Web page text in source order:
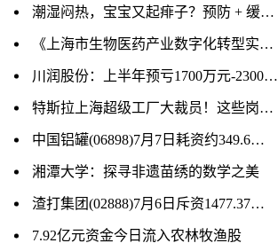
潮湿闷热，宝宝又起痱子？预防 + 缓解，记住 6 个字，现在就做
《上海市生物医药产业数字化转型实施方案》印发：到2025年打造10家以上标杆性智能工厂
川润股份：上半年预亏1700万元-2300万元 同比转亏
特斯拉上海超级工厂大裁员！这些岗位将裁员过半
中国铝罐(06898)7月7日耗资约349.6万港元回购655.2万股
湘潭大学：探寻非遗苗绣的数学之美
渣打集团(02888)7月6日斥资1477.37万英镑回购220.88万股
7.92亿元资金今日流入农林牧渔股